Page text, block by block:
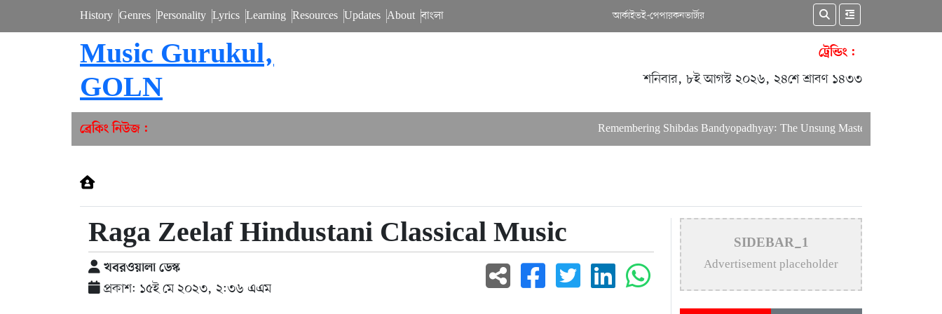
History Genres Personality Lyrics Learning Resources Updates About বাংলা আর্কাইভই-পেপারকনভার্টার
Music Gurukul,
GOLN
ট্রেন্ডিং :
শনিবার, ৮ই আগস্ট ২০২৬, ২৪শে শ্রাবণ ১৪৩৩
ব্রেকিং নিউজ : Remembering Shibdas Bandyopadhyay: The Unsung Master of Bengali Lyrics
Raga Zeelaf Hindustani Classical Music
খবরওয়ালা ডেস্ক
প্রকাশ: ১৫ই মে ২০২৩, ২:৩৬ এএম
SIDEBAR_1
Advertisement placeholder